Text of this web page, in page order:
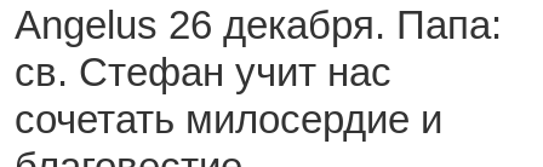
Angelus 26 декабря. Папа:
св. Стефан учит нас
сочетать милосердие и